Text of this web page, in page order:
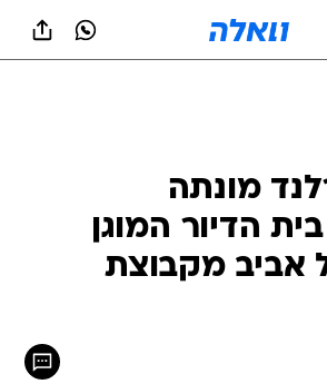
מונתה
הדיור המוגן
אביב מקבוצת